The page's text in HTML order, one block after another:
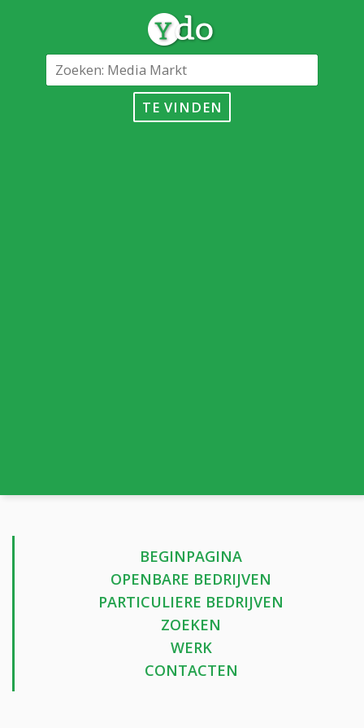
TE VINDEN
BEGINPAGINA
OPENBARE BEDRIJVEN
PARTICULIERE BEDRIJVEN
ZOEKEN
WERK
CONTACTEN